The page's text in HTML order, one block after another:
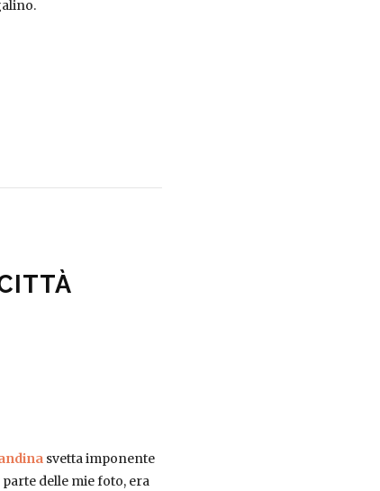
svetta imponente
delle mie foto, era